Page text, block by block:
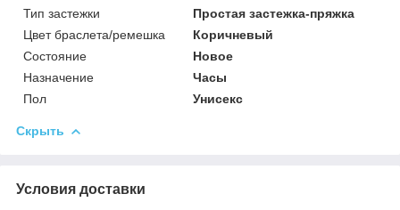
Тип застежки
Простая застежка-пряжка
Цвет браслета/ремешка
Коричневый
Состояние
Новое
Назначение
Часы
Пол
Унисекс
Скрыть
Условия доставки